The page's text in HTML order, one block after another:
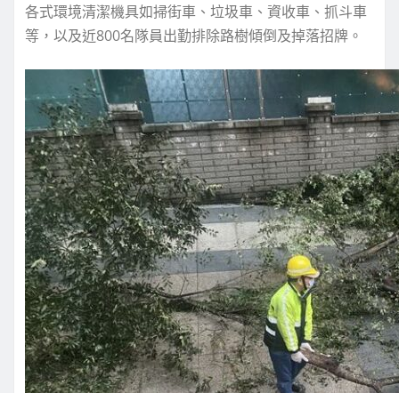
各式環境清潔機具如掃街車、垃圾車、資收車、抓斗車
等，以及近800名隊員出勤排除路樹傾倒及掉落招牌。